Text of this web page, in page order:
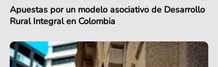
Apuestas por un modelo asociativo de Desarrollo
Rural Integral en Colombia